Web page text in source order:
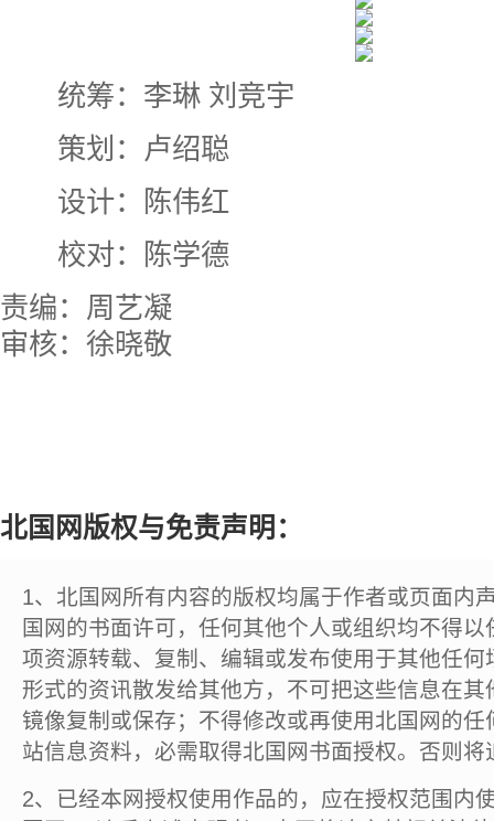
统筹：李琳 刘竞宇
策划：卢绍聪
设计：陈伟红
校对：陈学德
责编：周艺凝
审核：徐晓敬
北国网版权与免责声明：
1、北国网所有内容的版权均属于作者或页面内
国网的书面许可，任何其他个人或组织均不得
项资源转载、复制、编辑或发布使用于其他任
形式的资讯散发给其他方，不可把这些信息在
镜像复制或保存；不得修改或再使用北国网的
站信息资料，必需取得北国网书面授权。否则将
2、已经本网授权使用作品的，应在授权范围内